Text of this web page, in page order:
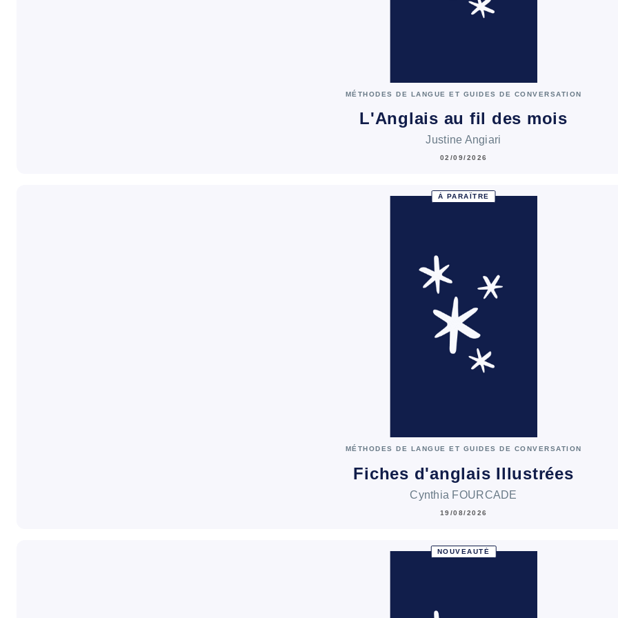
MÉTHODES DE LANGUE ET GUIDES DE CONVERSATION
L'Anglais au fil des mois
Justine Angiari
02/09/2026
À PARAÎTRE
MÉTHODES DE LANGUE ET GUIDES DE CONVERSATION
Fiches d'anglais Illustrées
Cynthia FOURCADE
19/08/2026
NOUVEAUTÉ